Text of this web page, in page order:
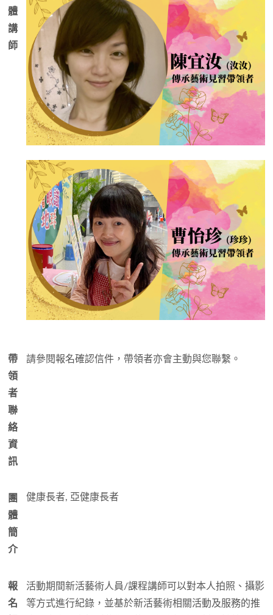
體
講
師
帶
領
者
聯
絡
資
訊
請參閱報名確認信件，帶領者亦會主動與您聯繫。
團
體
簡
介
健康長者, 亞健康長者
報
名
活動期間新活藝術人員/課程講師可以對本人拍照、攝影
等方式進行紀錄，並基於新活藝術相關活動及服務的推